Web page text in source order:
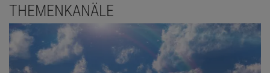
THEMENKANÄLE